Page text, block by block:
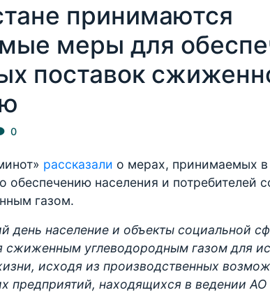
принимаются
меры для
поставок
0
рассказали о мерах, принимаемых
обеспечению населения и потребителей
газом.
день население и объекты социальной
сжиженным углеводородным газом для
исходя из производственных
предприятий, находящихся в ведении АО